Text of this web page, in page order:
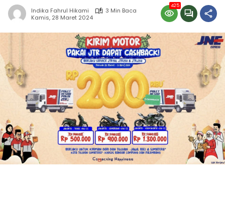
Indika Fahrul Hikami
3 Min Baca
Kamis, 28 Maret 2024
425